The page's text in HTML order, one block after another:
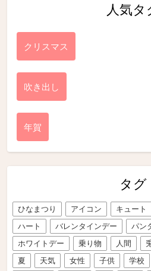
人気タ
クリスマス
吹き出し
年賀
タグ
ひなまつり アイコン キュート
ハート
バレンタインデー パン
ホワイトデー
乗り物 人間
夏
天気 女性 子供 学校